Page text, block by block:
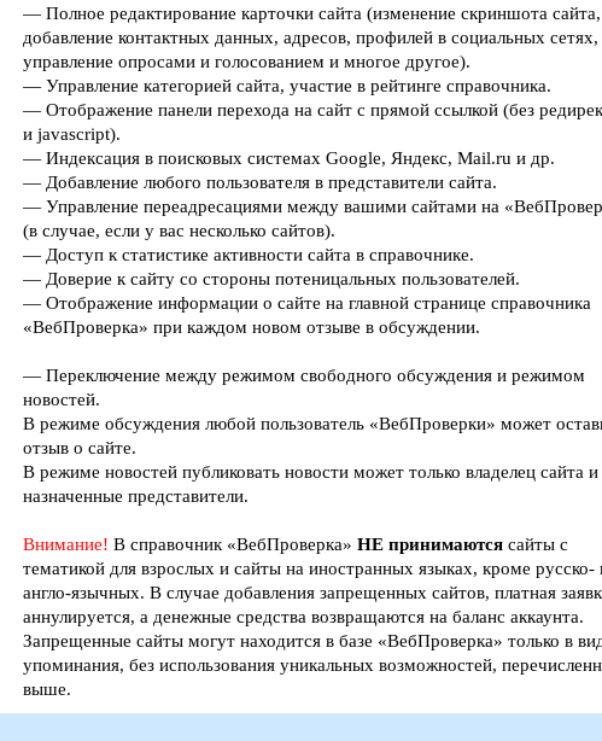
— Полное редактирование карточки сайта (изменение скриншота сайта,
добавление контактных данных, адресов, профилей в социальных сетях,
управление опросами и голосованием и многое другое).
— Управление категорией сайта, участие в рейтинге справочника.
— Отображение панели перехода на сайт с прямой ссылкой (без
и javascript).
— Индексация в поисковых системах Google, Яндекс, Mail.ru и др.
— Добавление любого пользователя в представители сайта.
— Управление переадресациями между вашими сайтами на
(в случае, если у вас несколько сайтов).
— Доступ к статистике активности сайта в справочнике.
— Доверие к сайту со стороны потеницальных пользователей.
— Отображение информации о сайте на главной странице справочника
«ВебПроверка» при каждом новом отзыве в обсуждении.
— Переключение между режимом свободного обсуждения и режимом
новостей.
В режиме обсуждения любой пользователь «ВебПроверки» может
отзыв о сайте.
В режиме новостей публиковать новости может только владелец сайта и
назначенные представители.
Внимание! В справочник «ВебПроверка» НЕ принимаются сайты с
тематикой для взрослых и сайты на иностранных языках, кроме русско-
англо-язычных. В случае добавления запрещенных сайтов, платная
аннулируется, а денежные средства возвращаются на баланс аккаунта.
Запрещенные сайты могут находится в базе «ВебПроверка» только в
упоминания, без использования уникальных возможностей,
выше.